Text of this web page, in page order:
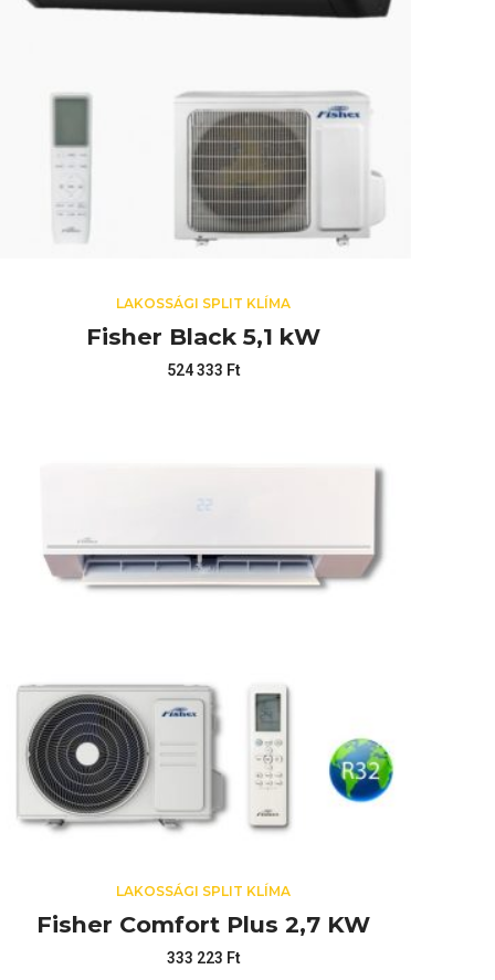
LAKOSSÁGI SPLIT KLÍMA
Fisher Black 5,1 kW
524 333 Ft
LAKOSSÁGI SPLIT KLÍMA
Fisher Comfort Plus 2,7 KW
333 223 Ft